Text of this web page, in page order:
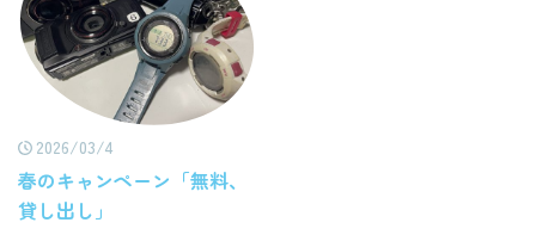
2026/03/4
春のキャンペーン「無料、
貸し出し」